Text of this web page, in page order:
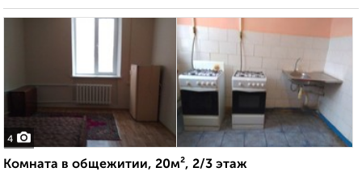
4
Комната в общежитии, 20м², 2/3 этаж